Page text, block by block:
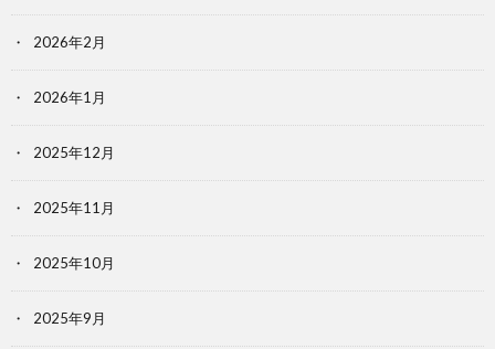
2026年2月
2026年1月
2025年12月
2025年11月
2025年10月
2025年9月